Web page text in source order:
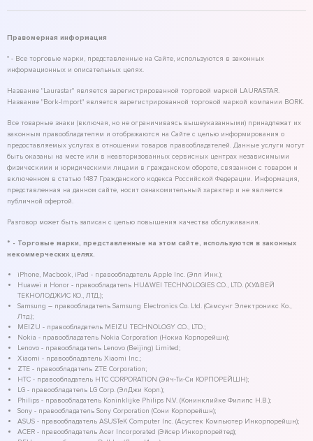
Правомерная информация
* - Все торговые марки, представленные на Сайте, используются в законных
информационных и описательных целях.
Название "Laurastar" является зарегистрированной торговой маркой LAURASTAR.
Название "Bork-Import" является зарегистрированной торговой маркой компании BORK.
Все товарные знаки (включая, но не ограничиваясь вышеуказанными) принадлежат их
законным правообладателям и отображаются на Сайте с целью информирования о
предоставляемых услугах в отношении товаров правообладателей. Данные услуги могут
быть оказаны на месте или в неавторизованных сервисных центрах независимыми
физическими и юридическими лицами в гражданском обороте, связанном с товаром и
включенном в статью 1487 Гражданского кодекса Российской Федерации. Информация,
представленная на данном сайте, носит ознакомительный характер и не является
публичной офертой.
Разговор может быть записан с целью повышения качества обслуживания.
* - Торговые марки, представленные на этом сайте, используются в законных
некоммерческих целях.
iPhone, Macbook, iPad - правообладатель Apple Inc. (Эпл Инк.);
Huawei и Honor - правообладатель HUAWEI TECHNOLOGIES CO., LTD. (ХУАВЕЙ
ТЕКНОЛОДЖИС КО., ЛТД.);
Samsung – правообладатель Samsung Electronics Co. Ltd. (Самсунг Электроникс Ко.,
Лтд.);
MEIZU - правообладатель MEIZU TECHNOLOGY CO., LTD.;
Nokia - правообладатель Nokia Corporation (Нокиа Корпорейшн);
Lenovo - правообладатель Lenovo (Beijing) Limited;
Xiaomi - правообладатель Xiaomi Inc.;
ZTE - правообладатель ZTE Corporation;
HTC - правообладатель HTC CORPORATION (Эйч-Ти-Си КОРПОРЕЙШН);
LG - правообладатель LG Corp. (ЭлДжи Корп.);
Philips - правообладатель Koninklijke Philips N.V. (Конинклийке Филипс Н.В.);
Sony - правообладатель Sony Corporation (Сони Корпорейшн);
ASUS - правообладатель ASUSTeK Computer Inc. (Асустек Компьютер Инкорпорейшн);
ACER - правообладатель Acer Incorporated (Эйсер Инкорпорейтед);